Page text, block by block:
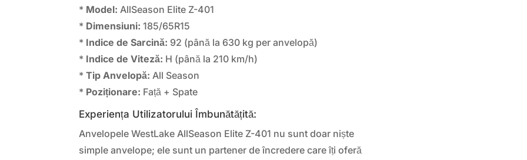
* Model: AllSeason Elite Z-401
* Dimensiuni: 185/65R15
* Indice de Sarcină: 92 (până la 630 kg per anvelopă)
* Indice de Viteză: H (până la 210 km/h)
*Tip Anvelopă: All Season
* Poziționare: Față + Spate
Experiența Utilizatorului Îmbunătățită:
Anvelopele WestLake AllSeason Elite Z-401 nu sunt doar niște
simple anvelope; ele sunt un partener de încredere care îți oferă